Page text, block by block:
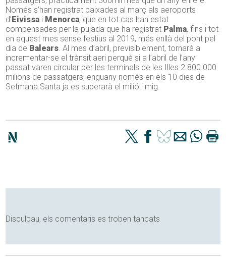
Només s’han registrat baixades al març als aeroports
d’Eivissa i Menorca, que en tot cas han estat
compensades per la pujada que ha registrat Palma, fins i tot
en aquest mes sense festius al 2019, més enllà del pont pel
dia de Balears. Al mes d’abril, previsiblement, tornarà a
incrementar-se el trànsit aeri perquè si a l’abril de l’any
passat varen circular per les terminals de les Illes 2.800.000
milions de passatgers, enguany només en els 10 dies de
Setmana Santa ja es superarà el milió i mig.
Disculpau, els comentaris es troben tancats